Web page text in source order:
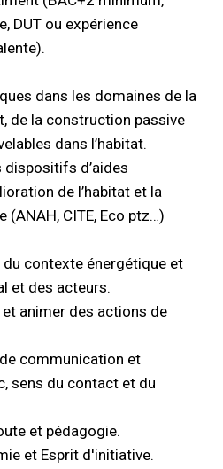
DUT ou expérience
dans les domaines de la
de la construction passive
dans l’habitat.
dispositifs d’aides
de l’habitat et la
(ANAH, CITE, Eco ptz…)
contexte énergétique et
et des acteurs.
animer des actions de
communication et
sens du contact et du
et pédagogie.
et Esprit d'initiative.